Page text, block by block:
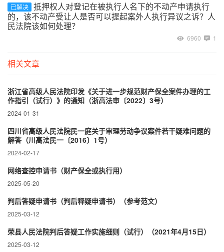
已解决 抵押权人对登记在被执行人名下的不动产申请执行
的，该不动产受让人是否可以提起案外人执行异议之诉？人
民法院该如何处理？
6960 1
相关文章
浙江省高级人民法院印发《关于进一步规范财产保全案件办理的工
作指引（试行）》的通知（浙高法审〔2022〕3号）
2024-01-31
四川省高级人民法院民一庭关于审理劳动争议案件若干疑难问题的
解答（川高法民一〔2016〕1号）
2024-02-17
网络查控申请书（财产保全或执行用）
2025-05-20
判后答疑申请书（判后释疑申请书）（参考范文）
2025-03-12
荣县人民法院判后答疑工作实施细则（试行）（2021年4月15日）
2025-03-12